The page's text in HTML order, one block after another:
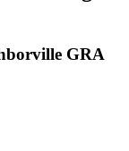
GRA